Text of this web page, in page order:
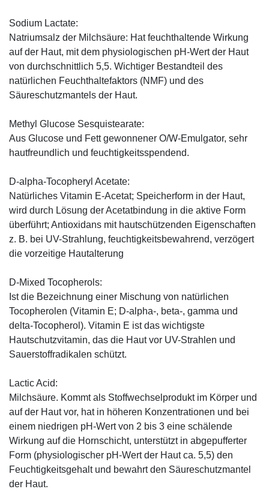
Sodium Lactate:
Natriumsalz der Milchsäure: Hat feuchthaltende Wirkung
auf der Haut, mit dem physiologischen pH-Wert der Haut
von durchschnittlich 5,5. Wichtiger Bestandteil des
natürlichen Feuchthaltefaktors (NMF) und des
Säureschutzmantels der Haut.
Methyl Glucose Sesquistearate:
Aus Glucose und Fett gewonnener O/W-Emulgator, sehr
hautfreundlich und feuchtigkeitsspendend.
D-alpha-Tocopheryl Acetate:
Natürliches Vitamin E-Acetat; Speicherform in der Haut,
wird durch Lösung der Acetatbindung in die aktive Form
überführt; Antioxidans mit hautschützenden Eigenschaften
z. B. bei UV-Strahlung, feuchtigkeitsbewahrend, verzögert
die vorzeitige Hautalterung
D-Mixed Tocopherols:
Ist die Bezeichnung einer Mischung von natürlichen
Tocopherolen (Vitamin E; D-alpha-, beta-, gamma und
delta-Tocopherol). Vitamin E ist das wichtigste
Hautschutzvitamin, das die Haut vor UV-Strahlen und
Sauerstoffradikalen schützt.
Lactic Acid:
Milchsäure. Kommt als Stoffwechselprodukt im Körper und
auf der Haut vor, hat in höheren Konzentrationen und bei
einem niedrigen pH-Wert von 2 bis 3 eine schälende
Wirkung auf die Hornschicht, unterstützt in abgepufferter
Form (physiologischer pH-Wert der Haut ca. 5,5) den
Feuchtigkeitsgehalt und bewahrt den Säureschutzmantel
der Haut.